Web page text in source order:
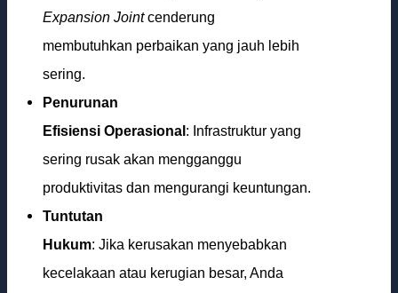
Expansion Jointcenderung
membutuhkan perbaikan yang jauh lebih
sering.
Penurunan
Efisiensi Operasional : Infrastruktur yang
sering rusak akan mengganggu
produktivitas dan mengurangi keuntungan.
Tuntutan
Hukum: Jika kerusakan menyebabkan
kecelakaan atau kerugian besar, Anda